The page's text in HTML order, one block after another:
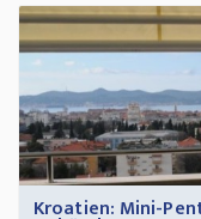
Kroatien: Mini-